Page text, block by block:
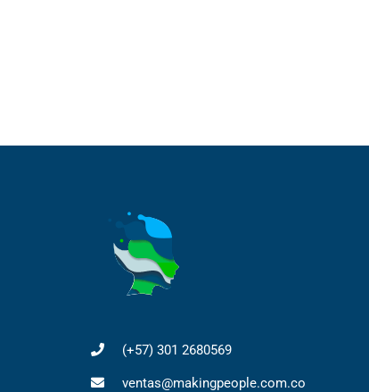
(+57) 301 2680569
ventas@makingpeople.com.co